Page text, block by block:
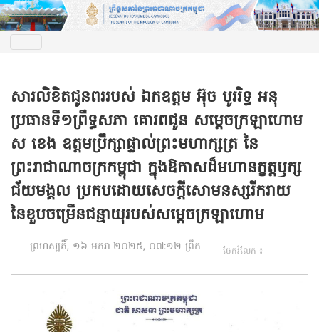
សារលិខិតជូនពររបស់ ឯកឧត្តម អ៊ុច បូររិទ្ធ អនុ
ប្រធានទី១ព្រឹទ្ធសភា គោរពជូន សម្តេចក្រឡាហោម
ស ខេង ឧត្តមប្រឹក្សាផ្ទាល់ព្រះមហាក្សត្រ នៃ
ព្រះរាជាណាចក្រកម្ពុជា ក្នុងឱកាសដ៏មហានក្ខត្តឫក្ស
ជ័យមង្គល ប្រកបដោយសេចក្តីសោមនស្សរីករាយ
នៃខួបចម្រើនជន្មាយុរបស់សម្តេចក្រឡាហោម
ព្រហស្បតិ៍, ១៦ មករា ២០២៥, ០៧:១២ ព្រឹក ចែករំលែក ៖